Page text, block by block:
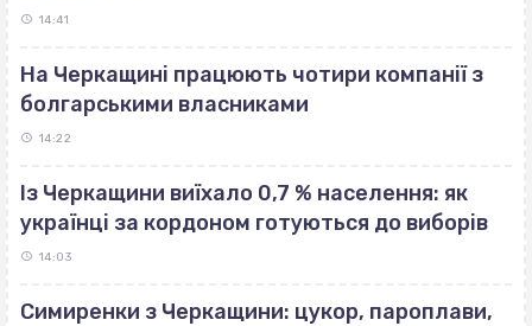
14:41
На Черкащині працюють чотири компанії з
болгарськими власниками
14:22
Із Черкащини виїхало 0,7 % населення: як
українці за кордоном готуються до виборів
14:03
Симиренки з Черкащини: цукор, пароплави,